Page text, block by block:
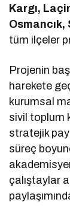
Kargı,
Osmancık,
tüm ilçeler
Projenin
harekete
kurumsal
sivil toplum
stratejik
süreç
çalıştaylar